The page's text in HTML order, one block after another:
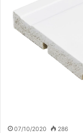
07/10/2020 286